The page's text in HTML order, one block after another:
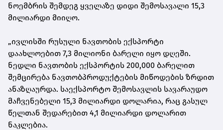
ნოემბრის შემდეგ ყველაზე დიდი შემოსავალი 15,3
მილიარდი მიიღო.
„ივლისში რუსული ნავთობის ექსპორტი
დაახლოებით 7,3 მილიონი ბარელი იყო დღეში.
ნედლი ნავთობის ექსპორტის 200,000 ბარელით
შემცირება ნავთობპროდუქტების მიწოდების ზრდით
ანაზღაურდა. საექსპორტო შემოსავლის სავარაუდო
მაჩვენებელი 15,3 მილიარდი დოლარია, რაც გასულ
წელთან შედარებით 4,1 მილიარდი დოლარით
ნაკლებია.